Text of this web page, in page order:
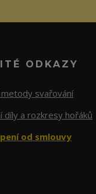
ODKAZY
metody svařování
díly a rozkresy hořáků
od smlouvy